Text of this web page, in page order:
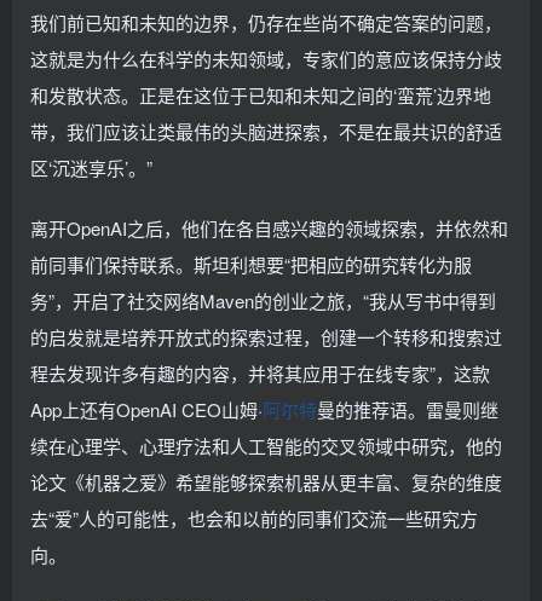
我们前已知和未知的边界，仍存在些尚不确定答案的问题，
这就是为什么在科学的未知领域，专家们的意应该保持分歧
和发散状态。正是在这位于已知和未知之间的‘蛮荒’边界地
带，我们应该让类最伟的头脑进探索，不是在最共识的舒适
区‘沉迷享乐’。”
离开OpenAI之后，他们在各自感兴趣的领域探索，并依然和
前同事们保持联系。斯坦利想要“把相应的研究转化为服
务”，开启了社交网络Maven的创业之旅，“我从写书中得到
的启发就是培养开放式的探索过程，创建一个转移和搜索过
程去发现许多有趣的内容，并将其应用于在线专家”，这款
App上还有OpenAI CEO山姆·阿尔特曼的推荐语。雷曼则继
续在心理学、心理疗法和人工智能的交叉领域中研究，他的
论文《机器之爱》希望能够探索机器从更丰富、复杂的维度
去“爱”人的可能性，也会和以前的同事们交流一些研究方
向。